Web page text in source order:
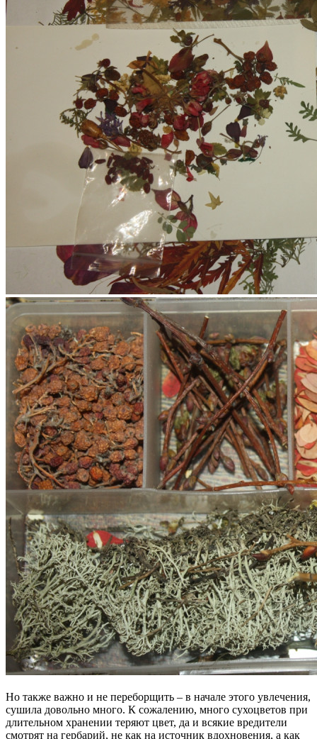
Но также важно и не переборщить – в начале этого увлечения,
сушила довольно много. К сожалению, много сухоцветов при
длительном хранении теряют цвет, да и всякие вредители
смотрят на гербарий, не как на источник вдохновения, а как